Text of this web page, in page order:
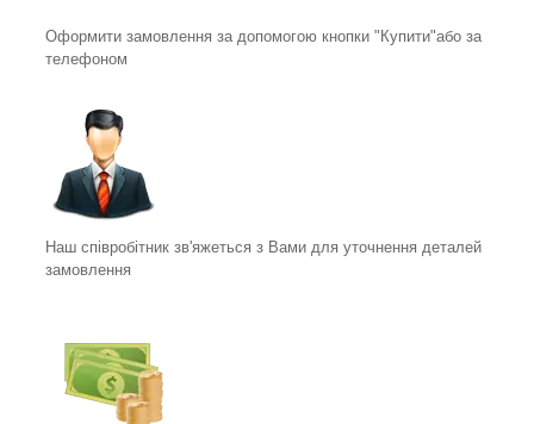
Оформити замовлення за допомогою кнопки "Купити"або за
телефоном
Наш співробітник зв'яжеться з Вами для уточнення деталей
замовлення